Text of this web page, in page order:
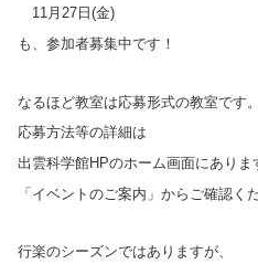
11月27日(金)
も、参加者募集中です！
なるほど教室は応募形式の教室です
応募方法等の詳細は
出雲科学館HPのホーム画面にありま
「イベントのご案内」からご確認く
行楽のシーズンではありますが、